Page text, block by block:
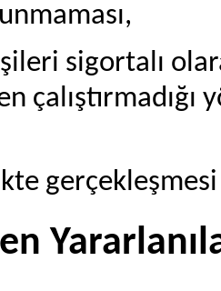
kişileri sigortalı